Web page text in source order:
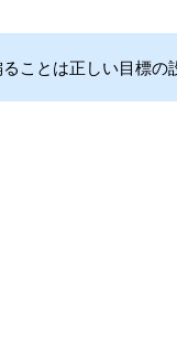
ことは正しい目標